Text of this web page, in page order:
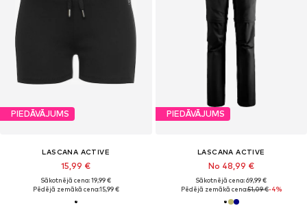
PIEDĀVĀJUMS
LASCANA ACTIVE
15,99 €
Sākotnējā cena: 19,99 €
Pēdējā zemākā cena:15,99 €
PIEDĀVĀJUMS
LASCANA ACTIVE
No 48,99 €
Sākotnējā cena: 69,99 €
Pēdējā zemākā cena:51,09 €-4%